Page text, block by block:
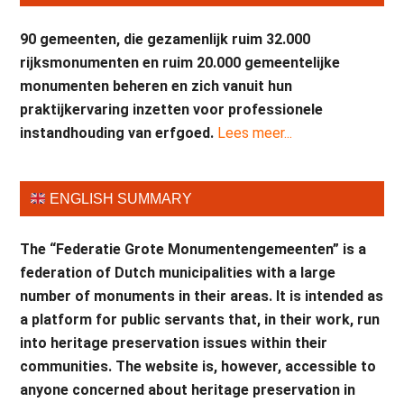
90 gemeenten, die gezamenlijk ruim 32.000
rijksmonumenten en ruim 20.000 gemeentelijke
monumenten beheren en zich vanuit hun
praktijkervaring inzetten voor professionele
instandhouding van erfgoed. Lees meer...
ENGLISH SUMMARY
The “Federatie Grote Monumentengemeenten” is a
federation of Dutch municipalities with a large
number of monuments in their areas. It is intended as
a platform for public servants that, in their work, run
into heritage preservation issues within their
communities. The website is, however, accessible to
anyone concerned about heritage preservation in